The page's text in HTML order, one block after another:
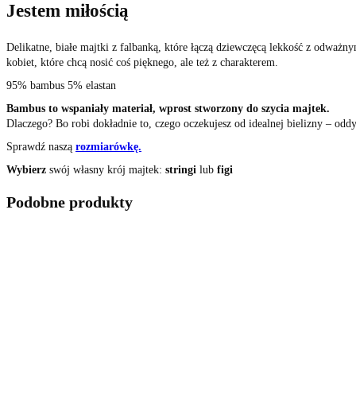
Jestem miłością
Delikatne, białe majtki z falbanką, które łączą dziewczęcą lekkość z
kobiet, które chcą nosić coś pięknego, ale też z charakterem.
95% bambus 5% elastan
Bambus to wspaniały materiał, wprost stworzony do szycia majtek.
Dlaczego? Bo robi dokładnie to, czego oczekujesz od idealnej bielizny –
Sprawdź naszą rozmiarówkę.
Wybierz swój własny krój majtek: stringi lub figi
Podobne produkty